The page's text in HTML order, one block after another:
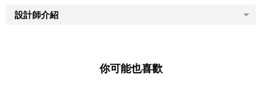
設計師介紹
你可能也喜歡